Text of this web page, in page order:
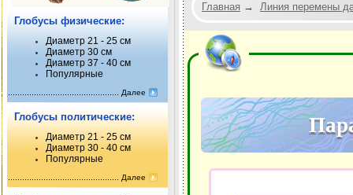
Глобусы физические:
Диаметр 21 - 25 см
Диаметр 30 см
Диаметр 37 - 40 см
Популярные
Далее
Глобусы политические:
Диаметр 21 - 25 см
Диаметр 30 - 40 см
Популярные
Далее
Главная → Линия перемены